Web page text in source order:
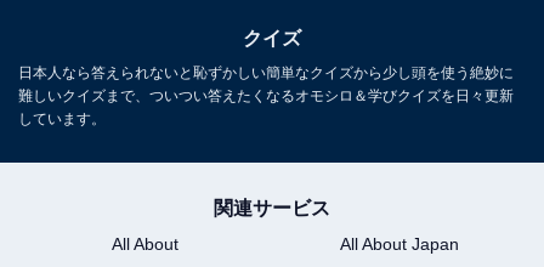
クイズ
日本人なら答えられないと恥ずかしい簡単なクイズから少し頭を使う絶妙に
難しいクイズまで、ついつい答えたくなるオモシロ＆学びクイズを日々更新
しています。
関連サービス
All About
All About Japan